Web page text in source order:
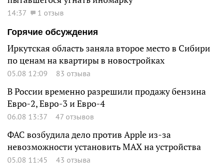
14:37
1 отзыв
Горячие обсуждения
Иркутская область заняла второе место в Сибири
по ценам на квартиры в новостройках
05.08 12:09 83 отзыва
В России временно разрешили продажу бензина
Евро-2, Евро-3 и Евро-4
06.08 13:37 47 отзывов
ФАС возбудила дело против Apple из-за
невозможности установить MAX на устройства
05.08 11:45 43 отзыва